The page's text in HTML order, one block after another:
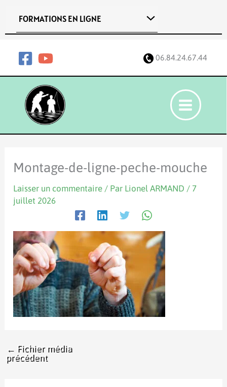
FORMATIONS EN LIGNE
06.84.24.67.44
Montage-de-ligne-peche-mouche
Laisser un commentaire / Par Lionel ARMAND / 7
juillet 2026
← Fichier média
précédent